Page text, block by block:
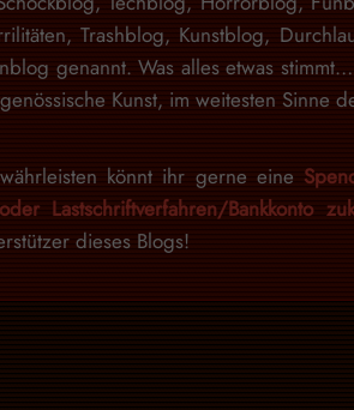
Trashblog, Kunstblog,
genannt. Was alles etwas
Kunst, im weitesten Sinne
könnt ihr gerne eine
Lastschriftverfahren/Bankkonto
dieses Blogs!